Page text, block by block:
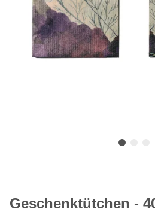
Geschenktütchen -